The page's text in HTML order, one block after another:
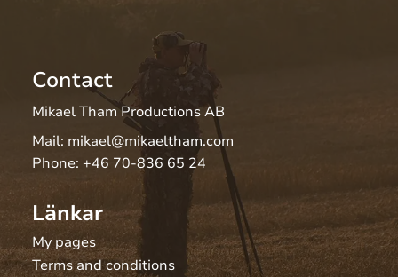
Contact
Mikael Tham Productions AB
Mail: mikael@mikaeltham.com
Phone: +46 70-836 65 24
Länkar
My pages
Terms and conditions